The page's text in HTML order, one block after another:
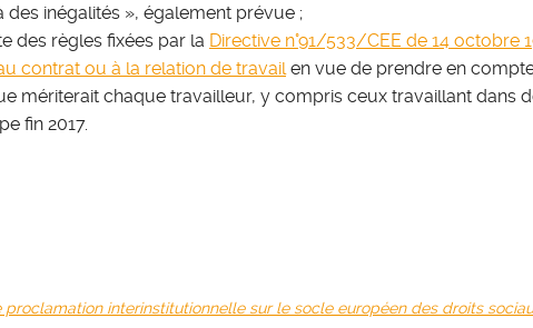
des inégalités », également prévue ;
des règles fixées par la Directive n°91/533/CEE de 14 octobre
contrat ou à la relation de travail en vue de prendre en
mériterait chaque travailleur, y compris ceux travaillant dans
fin 2017.
proclamation interinstitutionnelle sur le socle européen des droits